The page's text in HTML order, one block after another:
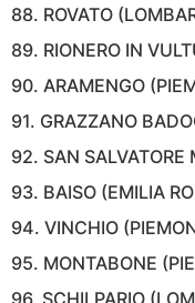
88. ROVATO
89. RIONERO IN
90. ARAMENGO
91. GRAZZANO
92. SAN SALVATORE
93. BAISO (EMILIA
94. VINCHIO
95. MONTABONE